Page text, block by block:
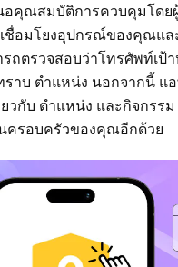
อคุณสมบัติการควบคุมโดย
ชื่อมโยงอุปกรณ์ของคุณแ
ถตรวจสอบว่าโทรศัพท์เป้
าบ ตำแหน่ง นอกจากนี้ แ
ยวกับ ตำแหน่ง และกิจกรร
ครอบครัวของคุณอีกด้วย